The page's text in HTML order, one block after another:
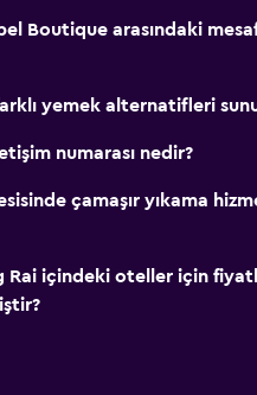
Boutique arasındaki
yemek alternatifleri
numarası nedir?
çamaşır yıkama
Rai içindeki oteller için